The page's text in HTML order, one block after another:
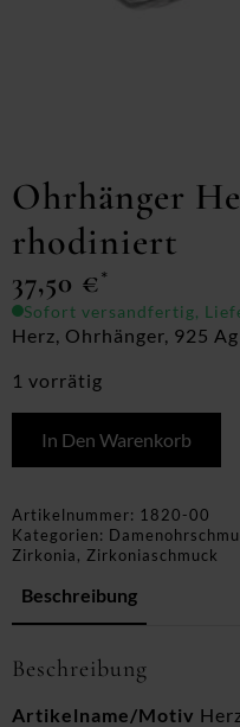
Ohrhänger
rhodiniert
37,50 €*
Sofort versandfertig,
Herz, Ohrhänger, 925
1 vorrätig
In Den Warenkorb
Artikelnummer: 1820-00
Kategorien:
Zirkonia, Zirkoniaschmuck
Beschreibung
Beschreibung
Artikelname/Motiv